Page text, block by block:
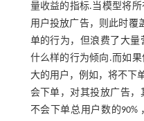
量收益的指标.当模型将
用户投放广告，则此时覆
单的行为，但浪费了大
什么样的行为倾向.而如
大的用户，例如，将不下
会下单，对其投放广告，
不会下单总用户数的90%